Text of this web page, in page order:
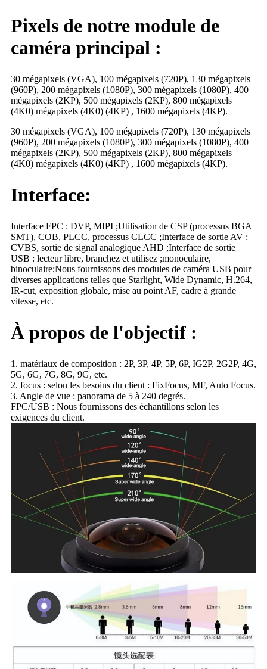
Pixels de notre module de
caméra principal :
30 mégapixels (VGA), 100 mégapixels (720P), 130 mégapixels
(960P), 200 mégapixels (1080P), 300 mégapixels (1080P), 400
mégapixels (2KP), 500 mégapixels (2KP), 800 mégapixels
(4K0) mégapixels (4K0) (4KP) , 1600 mégapixels (4KP).
30 mégapixels (VGA), 100 mégapixels (720P), 130 mégapixels
(960P), 200 mégapixels (1080P), 300 mégapixels (1080P), 400
mégapixels (2KP), 500 mégapixels (2KP), 800 mégapixels
(4K0) mégapixels (4K0) (4KP) , 1600 mégapixels (4KP).
Interface:
Interface FPC : DVP, MIPI ;Utilisation de CSP (processus BGA
SMT), COB, PLCC, processus CLCC ;Interface de sortie AV :
CVBS, sortie de signal analogique AHD ;Interface de sortie
USB : lecteur libre, branchez et utilisez ;monoculaire,
binoculaire;Nous fournissons des modules de caméra USB pour
diverses applications telles que Starlight, Wide Dynamic, H.264,
IR-cut, exposition globale, mise au point AF, cadre à grande
vitesse, etc.
À propos de l'objectif :
1. matériaux de composition : 2P, 3P, 4P, 5P, 6P, IG2P, 2G2P, 4G,
5G, 6G, 7G, 8G, 9G, etc.
2. focus : selon les besoins du client : FixFocus, MF, Auto Focus.
3. Angle de vue : panorama de 5 à 240 degrés.
FPC/USB : Nous fournissons des échantillons selon les
exigences du client.